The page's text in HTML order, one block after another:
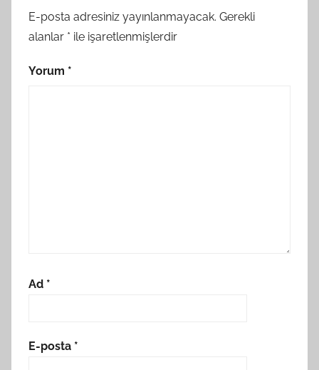
E-posta adresiniz yayınlanmayacak. Gerekli
alanlar * ile işaretlenmişlerdir
Yorum *
Ad *
E-posta *